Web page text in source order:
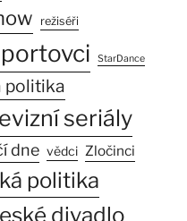
režiséři
StarDance
politika
seriály
dne vědci Zločinci
politika
divadlo